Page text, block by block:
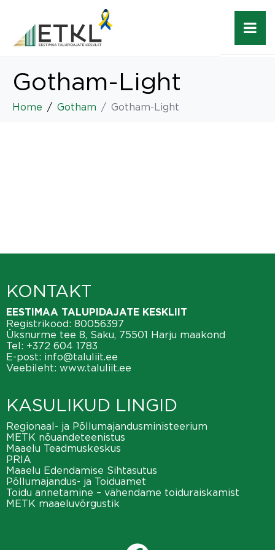
Gotham-Light
Home Gotham Gotham-Light
KONTAKT
EESTIMAA TALUPIDAJATE KESKLIIT
Registrikood: 80056397
Üksnurme tee 8, Saku, 75501 Harju maakond
Tel: +372 604 1783
E-post: info@taluliit.ee
Veebileht: www.taluliit.ee
KASULIKUD LINGID
Regionaal- ja Põllumajandusministeerium
METK nõuandeteenistus
Maaelu Teadmuskeskus
PRIA
Maaelu Edendamise Sihtasutus
Põllumajandus- ja Toiduamet
Toidu annetamine – vähendame toiduraiskamist
METK maaeluvõrgustik